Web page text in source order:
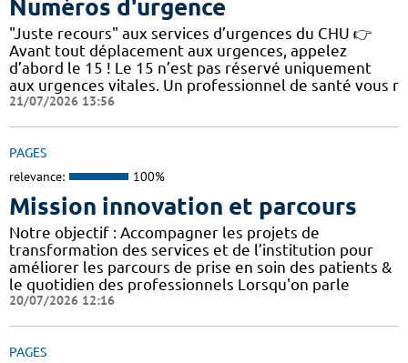
Numéros d'urgence
"Juste recours" aux services d’urgences du CHU 👉
Avant tout déplacement aux urgences, appelez
d’abord le 15 ! Le 15 n’est pas réservé uniquement
aux urgences vitales. Un professionnel de santé vous r
21/07/2026 13:56
PAGES
relevance: 100%
Mission innovation et parcours
Notre objectif : Accompagner les projets de
transformation des services et de l’institution pour
améliorer les parcours de prise en soin des patients &
le quotidien des professionnels Lorsqu'on parle
20/07/2026 12:16
PAGES